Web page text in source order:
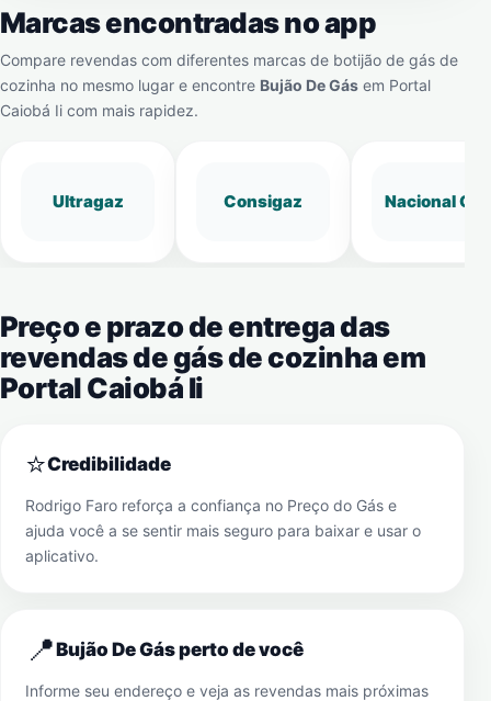
Marcas encontradas no app
Compare revendas com diferentes marcas de botijão de gás de
cozinha no mesmo lugar e encontre Bujão De Gás em Portal
Caiobá Ii com mais rapidez.
Ultragaz Consigaz Nacional Gás
Preço e prazo de entrega das
revendas de gás de cozinha em
Portal Caiobá Ii
⭐Credibilidade
Rodrigo Faro reforça a confiança no Preço do Gás e
ajuda você a se sentir mais seguro para baixar e usar o
aplicativo.
📍Bujão De Gás perto de você
Informe seu endereço e veja as revendas mais próximas